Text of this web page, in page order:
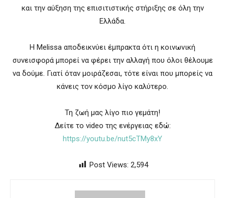
και την αύξηση της επισιτιστικής στήριξης σε όλη την
Ελλάδα.
Η Melissa αποδεικνύει έμπρακτα ότι η κοινωνική
συνεισφορά μπορεί να φέρει την αλλαγή που όλοι θέλουμε
να δούμε. Γιατί όταν μοιράζεσαι, τότε είναι που μπορείς να
κάνεις τον κόσμο λίγο καλύτερο.
Τη ζωή μας λίγο πιο γεμάτη!
Δείτε το video της ενέργειας εδώ:
https://youtu.be/nut5cTMy8xY
Post Views: 2,594